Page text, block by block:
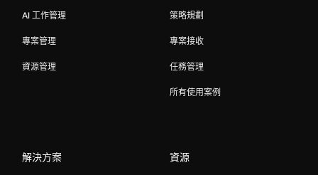
AI 工作管理
專案管理
資源管理
策略規劃
專案接收
任務管理
所有使用案例
解決方案 資源